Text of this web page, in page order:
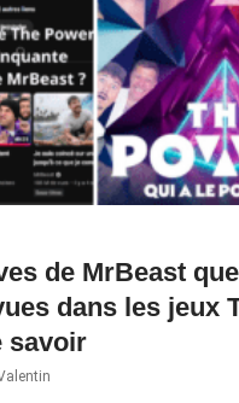
de MrBeast
dans les jeux
savoir